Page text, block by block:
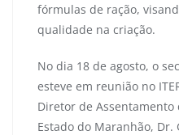
fórmulas de ração,
qualidade na criação.
No dia 18 de agosto, o
esteve em reunião no
Diretor de
Estado do Maranhão, Dr.